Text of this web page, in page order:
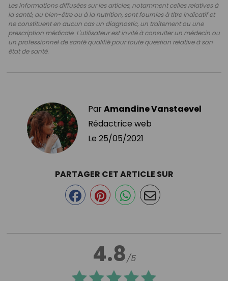
Les informations diffusées sur les articles, notamment celles relatives à
la santé, au bien-être ou à la nutrition, sont fournies à titre indicatif et
ne constituent en aucun cas un diagnostic, un traitement ou une
prescription médicale. L'utilisateur est invité à consulter un médecin ou
un professionnel de santé qualifié pour toute question relative à son
état de santé.
ParAmandine Vanstaevel
Rédactrice web
Le 25/05/2021
4.8/5
PARTAGER CET ARTICLE SUR